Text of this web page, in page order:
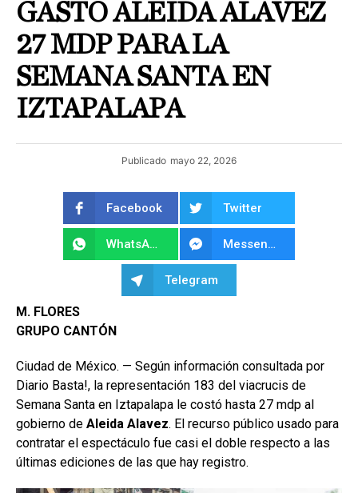
GASTÓ ALEIDA ALAVEZ
27 MDP PARA LA
SEMANA SANTA EN
IZTAPALAPA
Publicado mayo 22, 2026
Facebook Twitter
WhatsApp Messenger
Telegram
M. FLORES
GRUPO CANTÓN
Ciudad de México. — Según información consultada por
Diario Basta!, la representación 183 del viacrucis de
Semana Santa en Iztapalapa le costó hasta 27 mdp al
gobierno de Aleida Alavez. El recurso público usado para
contratar el espectáculo fue casi el doble respecto a las
últimas ediciones de las que hay registro.